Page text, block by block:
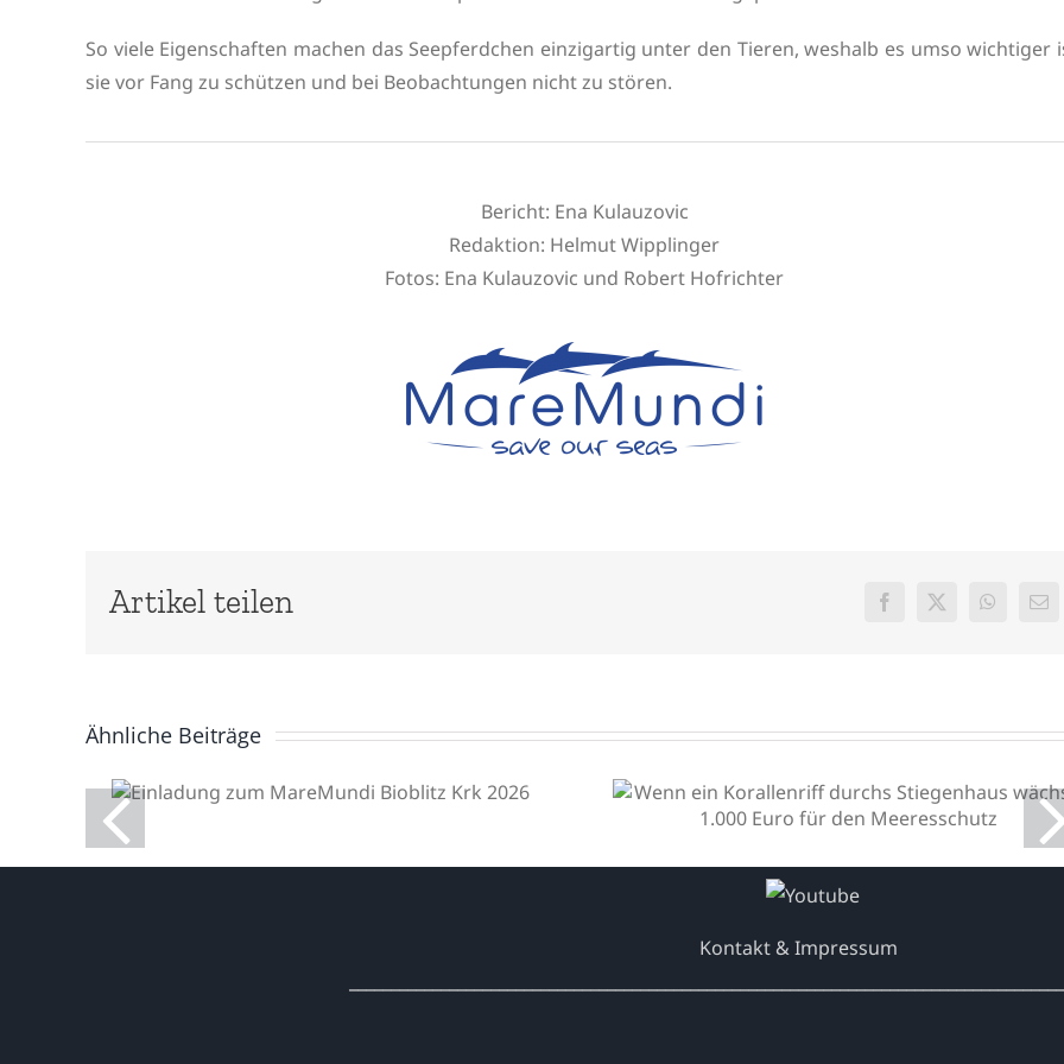
So viele Eigenschaften machen das Seepferdchen einzigartig unter den Tieren, weshalb es umso wichtiger
sie vor Fang zu schützen und bei Beobachtungen nicht zu stören.
Bericht: Ena Kulauzovic
Redaktion: Helmut Wipplinger
Fotos: Ena Kulauzovic und Robert Hofrichter
Artikel teilen Facebook
X
E-
Ähnliche BeiträgeEinladung zum
MareMundi Bioblitz Krk
Wenn ein Korallenriff
durchs Stiegenhaus wächst:
1.000 Euro für den
Meeresschutz
Kontakt & Impressum